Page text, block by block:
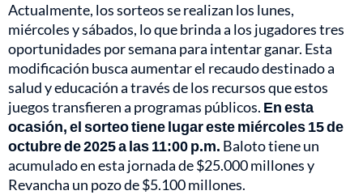
Actualmente, los sorteos se realizan los lunes,
miércoles y sábados, lo que brinda a los jugadores tres
oportunidades por semana para intentar ganar. Esta
modificación busca aumentar el recaudo destinado a
salud y educación a través de los recursos que estos
juegos transfieren a programas públicos. En esta
ocasión, el sorteo tiene lugar este miércoles 15 de
octubre de 2025 a las 11:00 p.m. Baloto tiene un
acumulado en esta jornada de $25.000 millones y
Revancha un pozo de $5.100 millones.